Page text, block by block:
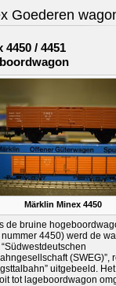
Goederen
4450 / 4451
Märklin Minex 4450
de bruine
4450) werd de
(SWEG)”,
uitgebeeld.
tot lageboordwagon